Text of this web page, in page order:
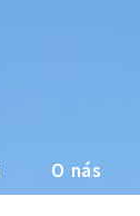
O nás